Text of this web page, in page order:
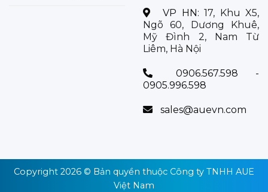
VP HN:17, Khu X5,
Ngõ 60, Dương Khuê,
Mỹ Đình 2, Nam Từ
Liêm, Hà Nội
0906.567.598 -
0905.996.598
sales@auevn.com
Copyright 2026 © Bản quyền thuộc Công ty TNHH AUE
Việt Nam